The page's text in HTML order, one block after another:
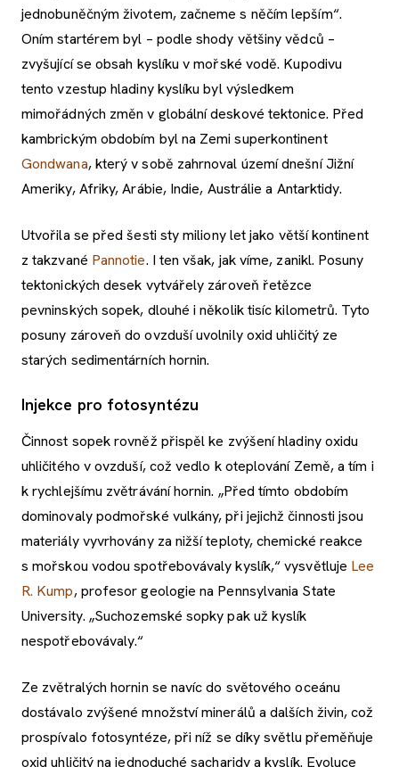
jednobuněčným životem, začneme s něčím lepším“.
Oním startérem byl – podle shody většiny vědců –
zvyšující se obsah kyslíku v mořské vodě. Kupodivu
tento vzestup hladiny kyslíku byl výsledkem
mimořádných změn v globální deskové tektonice. Před
kambrickým obdobím byl na Zemi superkontinent
Gondwana, který v sobě zahrnoval území dnešní Jižní
Ameriky, Afriky, Arábie, Indie, Austrálie a Antarktidy.
Utvořila se před šesti sty miliony let jako větší kontinent
z takzvané Pannotie. I ten však, jak víme, zanikl. Posuny
tektonických desek vytvářely zároveň řetězce
pevninských sopek, dlouhé i několik tisíc kilometrů. Tyto
posuny zároveň do ovzduší uvolnily oxid uhličitý ze
starých sedimentárních hornin.
Injekce pro fotosyntézu
Činnost sopek rovněž přispěl ke zvýšení hladiny oxidu
uhličitého v ovzduší, což vedlo k oteplování Země, a tím i
k rychlejšímu zvětrávání hornin. „Před tímto obdobím
dominovaly podmořské vulkány, při jejichž činnosti jsou
materiály vyvrhovány za nižší teploty, chemické reakce
s mořskou vodou spotřebovávaly kyslík,“ vysvětluje Lee
R. Kump, profesor geologie na Pennsylvania State
University. „Suchozemské sopky pak už kyslík
nespotřebovávaly.“
Ze zvětralých hornin se navíc do světového oceánu
dostávalo zvýšené množství minerálů a dalších živin, což
prospívalo fotosyntéze, při níž se díky světlu přeměňuje
oxid uhličitý na jednoduché sacharidy a kyslík. Evoluce